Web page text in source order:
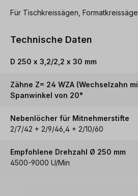
Für Tischkreissägen,
Technische Daten
D 250 x 3,2/2,2 x 30 mm
Zähne Z= 24 WZA (Wechselzahn
Spanwinkel von 20°
Nebenlöcher für Mitnehmerstifte
2/7/42 + 2/9/46,4 + 2/10/60
Empfohlene Drehzahl Ø 250 mm
4500-9000 U/Min